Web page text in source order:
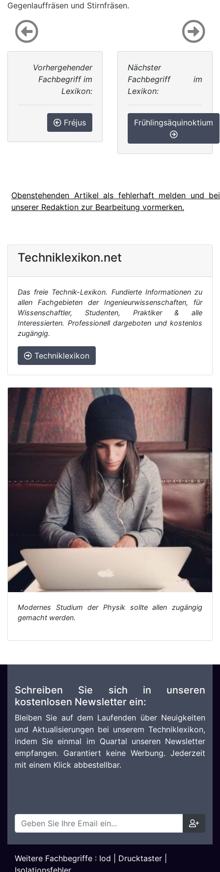
Gegenlauffräsen und Stirnfräsen.
Vorhergehender
Fachbegriff im
Lexikon:
Fréjus
Nächster
Fachbegriff im
Lexikon:
Frühlingsäquinoktium
Obenstehenden Artikel als fehlerhaft melden und bei
unserer Redaktion zur Bearbeitung vormerken.
Techniklexikon.net
Das freie Technik-Lexikon. Fundierte Informationen zu
allen Fachgebieten der Ingenieurwissenschaften, für
Wissenschaftler, Studenten, Praktiker & alle
Interessierten. Professionell dargeboten und kostenlos
zugängig.
Techniklexikon
Modernes Studium der Physik sollte allen zugängig
gemacht werden.
Schreiben Sie sich in unseren
kostenlosen Newsletter ein:
Bleiben Sie auf dem Laufenden über Neuigkeiten
und Aktualisierungen bei unserem Techniklexikon,
indem Sie einmal im Quartal unseren Newsletter
empfangen. Garantiert keine Werbung. Jederzeit
mit einem Klick abbestellbar.
Weitere Fachbegriffe : Iod Drucktaster
Isolationsfehler